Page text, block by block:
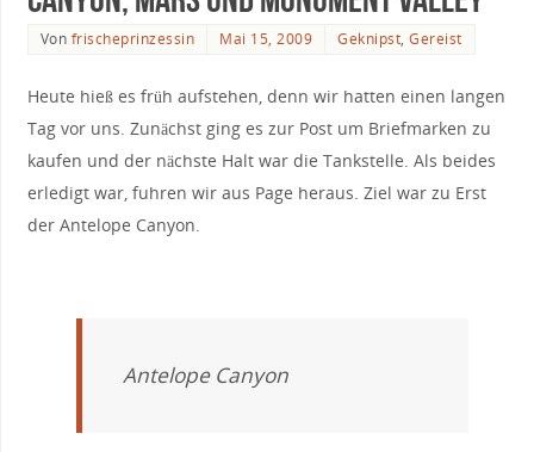
Von frischeprinzessin Mai 15, 2009 Geknipst,Gereist
Heute hieß es früh aufstehen, denn wir hatten einen langen
Tag vor uns. Zunächst ging es zur Post um Briefmarken zu
kaufen und der nächste Halt war die Tankstelle. Als beides
erledigt war, fuhren wir aus Page heraus. Ziel war zu Erst
der Antelope Canyon.
Antelope Canyon